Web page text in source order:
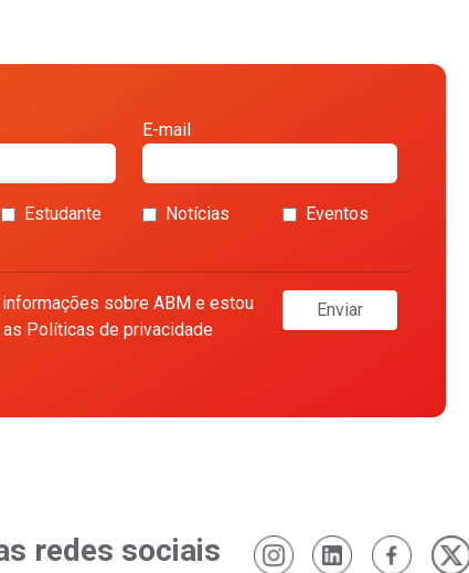
E-mail
Estudante Notícias
Eventos
sobre ABM e estou
Políticas de privacidade
Enviar
redes sociais